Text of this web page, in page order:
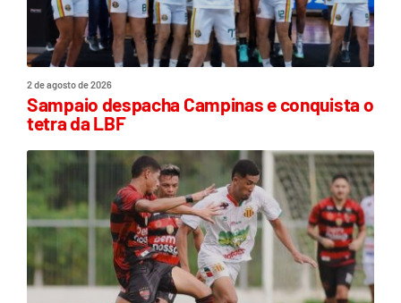
2 de agosto de 2026
Sampaio despacha Campinas e conquista o
tetra da LBF